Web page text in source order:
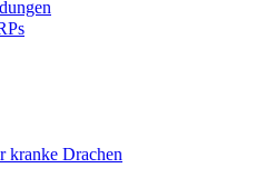
kranke Drachen